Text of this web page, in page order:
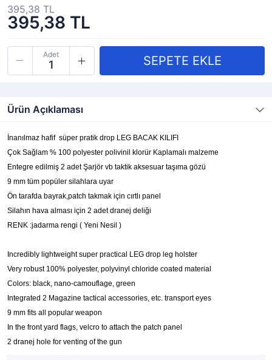
395,38 TL
395,38 TL
Adet
Ürün Açıklaması
İnanılmaz hafif süper pratik drop LEG BACAK KILIFI
Çok Sağlam % 100 polyester polivinil klorür Kaplamalı malzeme
Entegre edilmiş 2 adet Şarjör vb taktik aksesuar taşıma gözü
9 mm tüm popüler silahlara uyar
Ön tarafda bayrak,patch takmak için cırtlı panel
Silahın hava alması için 2 adet dranej deliği
RENK :jadarma rengi ( Yeni Nesil )
Incredibly lightweight super practical LEG drop leg holster
Very robust 100% polyester, polyvinyl chloride coated material
Colors: black, nano-camouflage, green
Integrated 2 Magazine tactical accessories, etc. transport eyes
9 mm fits all popular weapon
In the front yard flags, velcro to attach the patch panel
2 dranej hole for venting of the gun